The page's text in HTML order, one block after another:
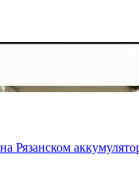
Рязанском